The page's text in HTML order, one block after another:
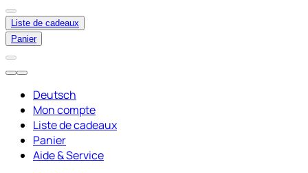
Liste de cadeaux
Panier
Deutsch
Mon compte
Liste de cadeaux
Panier
Aide & Service